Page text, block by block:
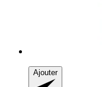
Ajouter